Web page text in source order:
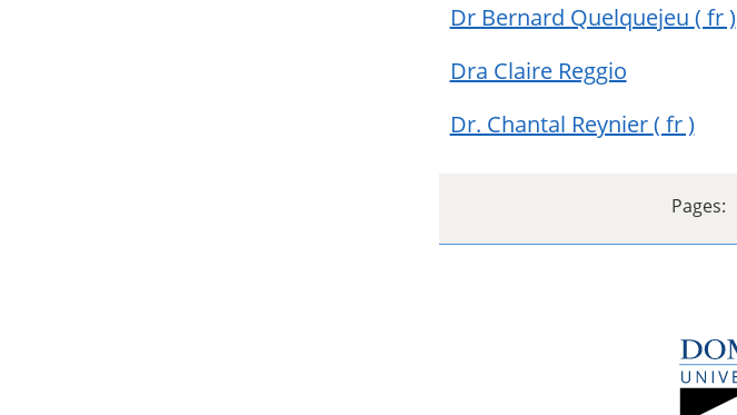
Dr Bernard Quelquejeu ( fr )
Dra Claire Reggio
Dr. Chantal Reynier( fr )
Pages: